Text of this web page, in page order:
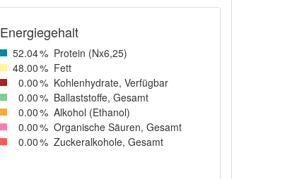
Energiegehalt
52.04% Protein (Nx6,25)
48.00% Fett
0.00% Kohlenhydrate, Verfügbar
0.00% Ballaststoffe, Gesamt
0.00% Alkohol (Ethanol)
0.00% Organische Säuren, Gesamt
0.00% Zuckeralkohole, Gesamt